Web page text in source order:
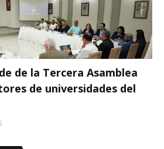
de la Tercera Asamblea
de universidades del